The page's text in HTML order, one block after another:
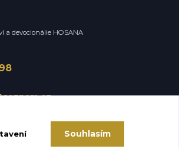
a devocionálie HOSANA
Souhlasím